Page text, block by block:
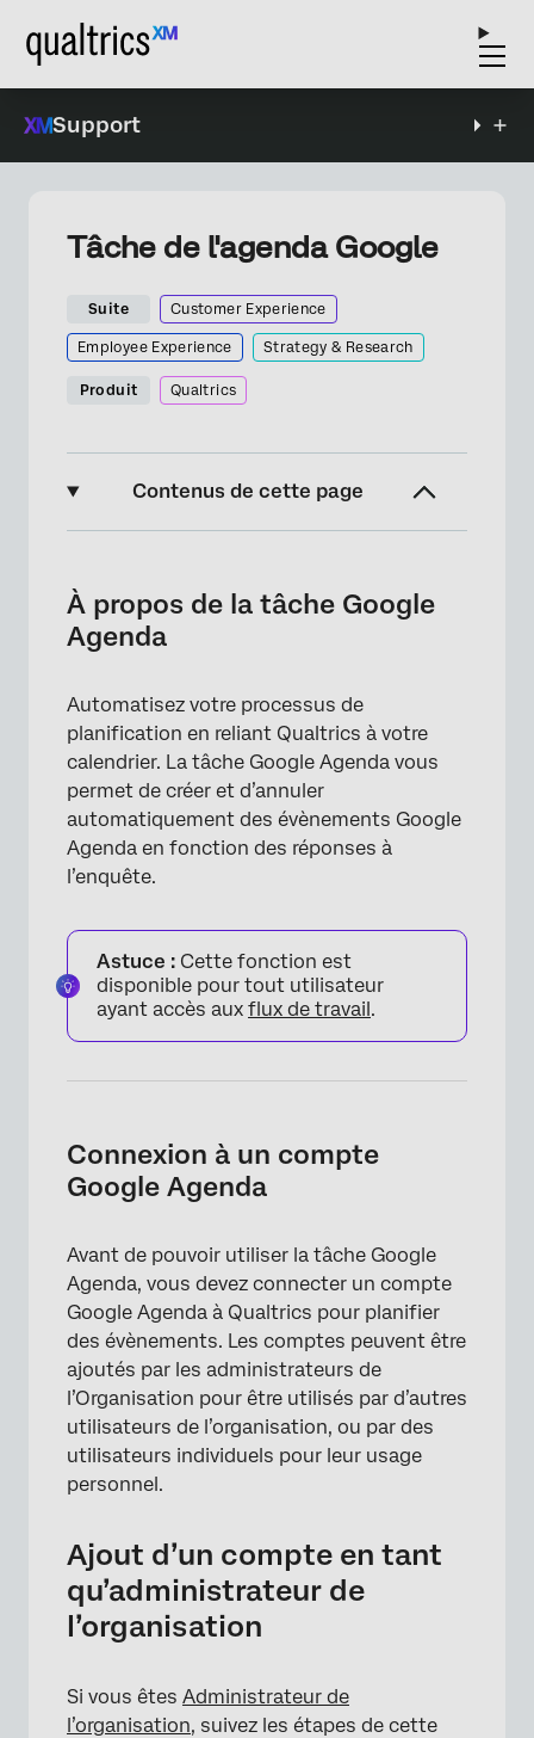
Support
Tâche de l'agenda Google
Suite Customer Experience
Employee Experience Strategy & Research
Produit Qualtrics
Contenus de cette page
Connexion à un compte Google Agenda
Mise en place d’une tâche dans Google
Annulation d’un évènement Google Agenda
FAQs
À propos de la tâche Google
Agenda
Automatisez votre processus de
planification en reliant Qualtrics à votre
calendrier. La tâche Google Agenda vous
permet de créer et d’annuler
automatiquement des évènements Google
Agenda en fonction des réponses à
l’enquête.
Astuce : Cette fonction est
disponible pour tout utilisateur
ayant accès aux flux de travail.
Connexion à un compte
Google Agenda
Avant de pouvoir utiliser la tâche Google
Agenda, vous devez connecter un compte
Google Agenda à Qualtrics pour planifier
des évènements. Les comptes peuvent être
ajoutés par les administrateurs de
l’Organisation pour être utilisés par d’autres
utilisateurs de l’organisation, ou par des
utilisateurs individuels pour leur usage
personnel.
Ajout d’un compte en tant
qu’administrateur de
l’organisation
Si vous êtes Administrateur de
l’organisation, suivez les étapes de cette